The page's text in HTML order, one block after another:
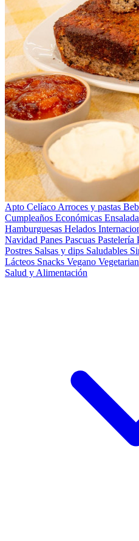
Apto Celíaco Arroces y pastas
Cumpleaños Económicas
Hamburguesas Helados
Navidad Panes Pascuas Pastelería
Postres Salsas y dips Saludables
Lácteos Snacks Vegano
Salud y Alimentación